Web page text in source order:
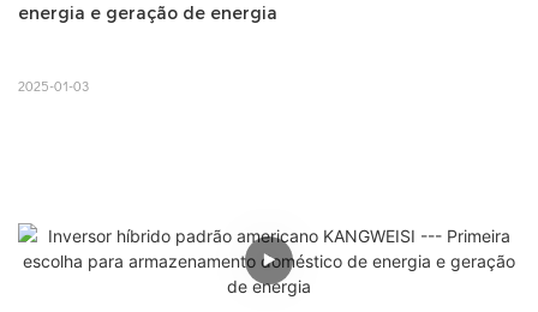
energia e geração de energia
2025-01-03